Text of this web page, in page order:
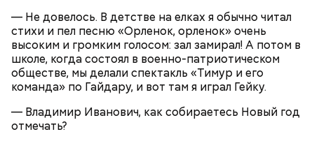
— Не довелось. В детстве на елках я обычно читал
стихи и пел песню «Орленок, орленок» очень
высоким и громким голосом: зал замирал! А потом в
школе, когда состоял в военно-патриотическом
обществе, мы делали спектакль «Тимур и его
команда» по Гайдару, и вот там я играл Гейку.
— Владимир Иванович, как собираетесь Новый год
отмечать?
Святой Николай Чудотворец считается
покровителем путешествующих, а также
оберегает детей и подростков. Многие мамы
провожают своих чад на прогулку, прося святого
уличных происшествий. Кроме того, святому
Николаю молятся о вразумлении своих детей,
Кабачки очистить от кожицы. Нарезать
кружочками или дольками, предварительно удалив
сердцевину. Нарезанные кабачки обвалять в муке и
обжарить в масле (половина нормы). Зеленый лук